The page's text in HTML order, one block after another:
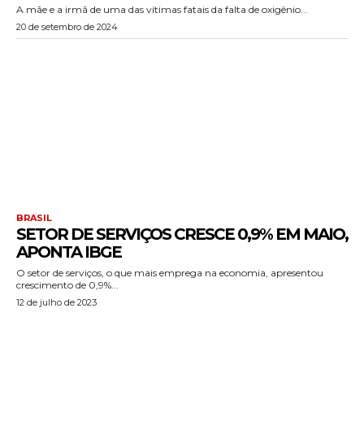
A mãe e a irmã de uma das vítimas fatais da falta de oxigênio...
20 de setembro de 2024
BRASIL
SETOR DE SERVIÇOS CRESCE 0,9% EM MAIO,
APONTA IBGE
O setor de serviços, o que mais emprega na economia, apresentou
crescimento de 0,9%...
12 de julho de 2023